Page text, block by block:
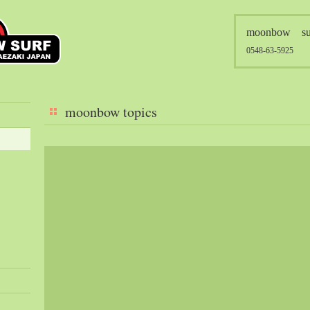
moonbow
0548-63-5925
moonbow topics